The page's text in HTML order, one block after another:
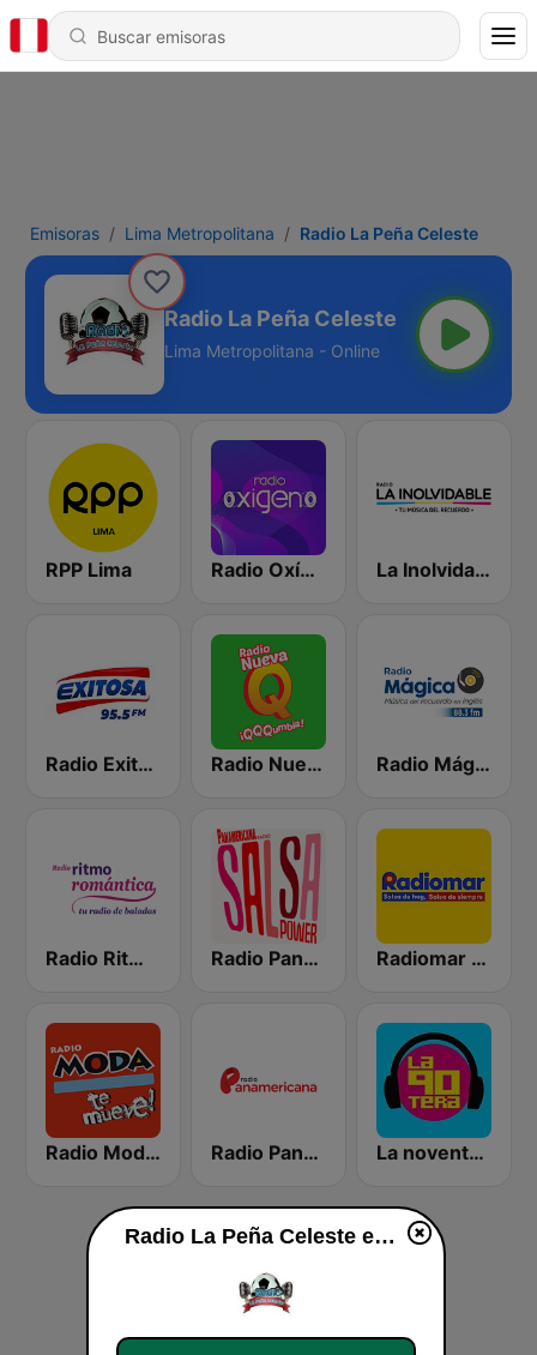
Emisoras Lima Metropolitana Radio La Peña Celeste
Radio La Peña Celeste
Lima Metropolitana - Online
RPP Lima Radio Oxígeno La Inolvidable
Radio Exitosa Radio Nueva Q Radio Mágica 88.3 FM
Radio Ritmo Romántica Radio Panamericana - Salsa Power Radiomar 106.3 FM
Radio Moda FM 97.3 Radio Panamericana La noventera
Radio La Peña Celeste en vivo